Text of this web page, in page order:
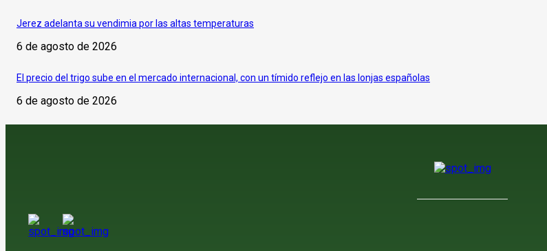
Jerez adelanta su vendimia por las altas temperaturas
6 de agosto de 2026
El precio del trigo sube en el mercado internacional, con un tímido reflejo en las lonjas españolas
6 de agosto de 2026